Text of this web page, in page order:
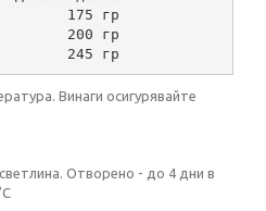
175 гр
200 гр
245 гр
Винаги осигурявайте
Отворено - до 4 дни в